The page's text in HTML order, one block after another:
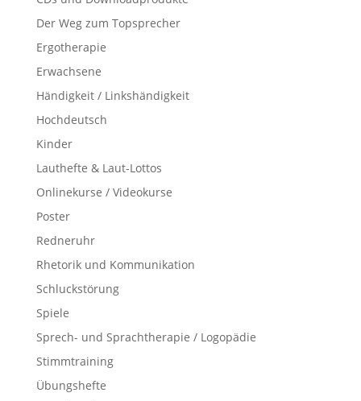
Der Weg zum Topsprecher
Ergotherapie
Erwachsene
Händigkeit / Linkshändigkeit
Hochdeutsch
Kinder
Lauthefte & Laut-Lottos
Onlinekurse / Videokurse
Poster
Redneruhr
Rhetorik und Kommunikation
Schluckstörung
Spiele
Sprech- und Sprachtherapie / Logopädie
Stimmtraining
Übungshefte